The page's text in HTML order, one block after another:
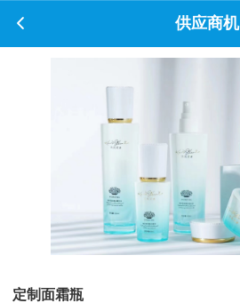
供应商机
定制面霜瓶